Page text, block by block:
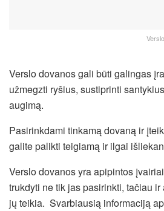
Verslo dovanos gali būti galingas
užmegzti ryšius, sustiprinti
augimą.
Pasirinkdami tinkamą dovaną ir
galite palikti teigiamą ir ilgai
Verslo dovanos yra apipintos
trukdyti ne tik jas pasirinkti, tačiau
jų teikia. Svarbiausią informaciją